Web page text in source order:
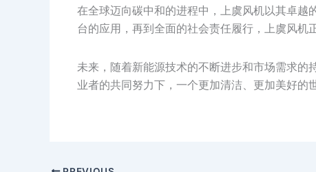
在全球迈向碳中和的进程中，上虞风机以其卓
台的应用，再到全面的社会责任履行，上虞风机
未来，随着新能源技术的不断进步和市场需求
业者的共同努力下，一个更加清洁、更加美好的